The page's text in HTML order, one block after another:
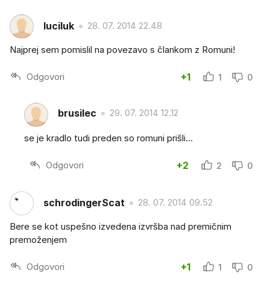
luciluk 28. 07. 2014 22.48
Najprej sem pomislil na povezavo s člankom z Romuni!
Odgovori +1 1 0
brusilec 29. 07. 2014 12.12
se je kradlo tudi preden so romuni prišli...
Odgovori +2 2 0
schrodingerScat 28. 07. 2014 09.52
Bere se kot uspešno izvedena izvršba nad premičnim
premoženjem
Odgovori +1 1 0